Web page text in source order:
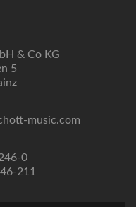
& Co KG
5
music.com
0
211